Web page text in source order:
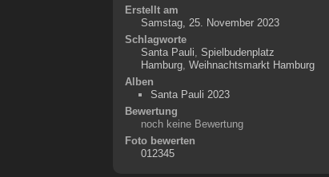
Erstellt am
Samstag, 25. November 2023
Schlagworte
Santa Pauli Spielbudenplatz
Hamburg, Weihnachtsmarkt Hamburg
Alben
Santa Pauli 2023
Bewertung
noch keine Bewertung
Foto bewerten